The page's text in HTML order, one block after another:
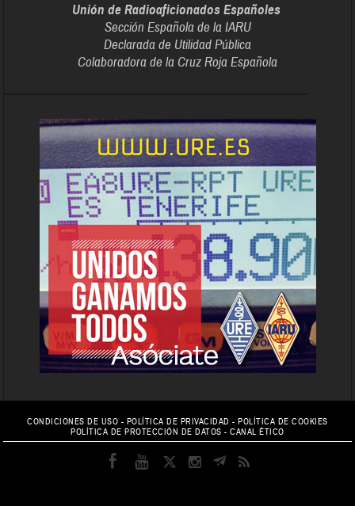
Unión de Radioaficionados Españoles
Sección Española de la IARU
Declarada de Utilidad Pública
Colaboradora de la Cruz Roja Española
CONDICIONES DE USO - POLÍTICA DE PRIVACIDAD -POLÍTICA DE COOKIES
POLÍTICA DE PROTECCIÓN DE DATOS -CANAL ÉTICO